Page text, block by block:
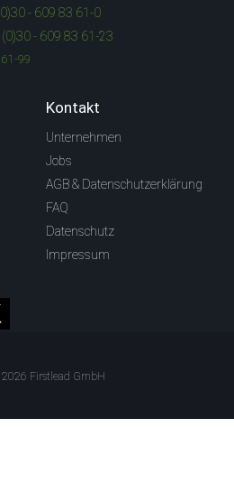
- 609 83 61-0
- 609 83 61-23
99
Kontakt
Unternehmen
Jobs
AGB & Datenschutzerklärung
FAQ
Datenschutz
Impressum
Firstlead GmbH